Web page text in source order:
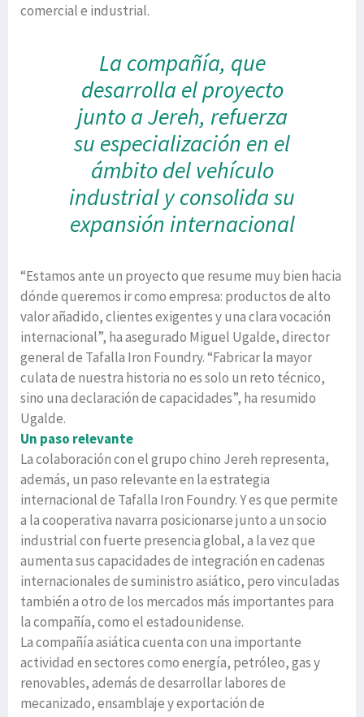
comercial e industrial.
La compañía, que
desarrolla el proyecto
junto a Jereh, refuerza
su especialización en el
ámbito del vehículo
industrial y consolida su
expansión internacional
“Estamos ante un proyecto que resume muy bien hacia
dónde queremos ir como empresa: productos de alto
valor añadido, clientes exigentes y una clara vocación
internacional”, ha asegurado Miguel Ugalde, director
general de Tafalla Iron Foundry. “Fabricar la mayor
culata de nuestra historia no es solo un reto técnico,
sino una declaración de capacidades”, ha resumido
Ugalde.
Un paso relevante
La colaboración con el grupo chino Jereh representa,
además, un paso relevante en la estrategia
internacional de Tafalla Iron Foundry. Y es que permite
a la cooperativa navarra posicionarse junto a un socio
industrial con fuerte presencia global, a la vez que
aumenta sus capacidades de integración en cadenas
internacionales de suministro asiático, pero vinculadas
también a otro de los mercados más importantes para
la compañía, como el estadounidense.
La compañía asiática cuenta con una importante
actividad en sectores como energía, petróleo, gas y
renovables, además de desarrollar labores de
mecanizado, ensamblaje y exportación de